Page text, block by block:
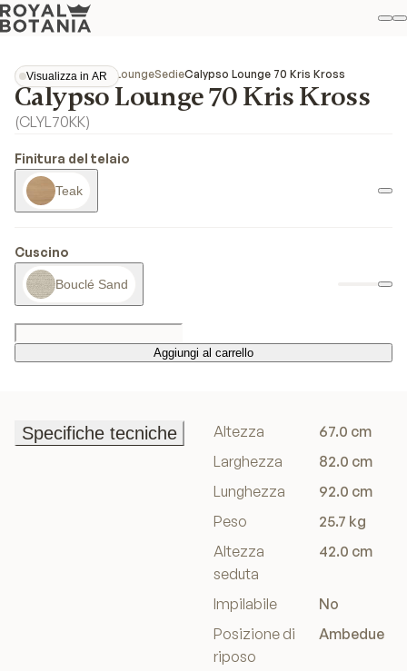
Il
Visualizza in AR
Visualizza in AR
CollezioniCalypso LoungeSedieCalypso Lounge 70 Kris Kross
Calypso Lounge 70 Kris Kross
(CLYL70KK)
Finitura del telaio
Teak
Cuscino
Bouclé Sand
Aggiungi al carrello
Aggiungi al carrello
Specifiche tecniche
Altezza
67.0 cm
Larghezza
82.0 cm
Lunghezza
92.0 cm
Peso
25.7 kg
Altezza
seduta
42.0 cm
Impilabile
No
Posizione di
riposo
Ambedue